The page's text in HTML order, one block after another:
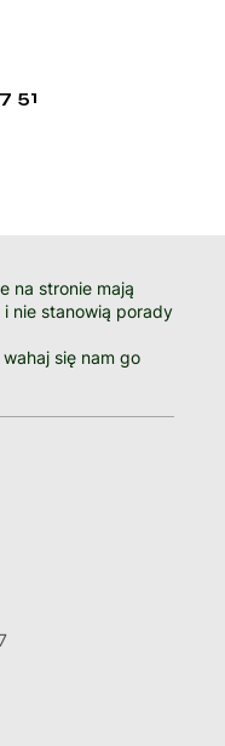
51
na stronie mają
nie stanowią porady
się nam go